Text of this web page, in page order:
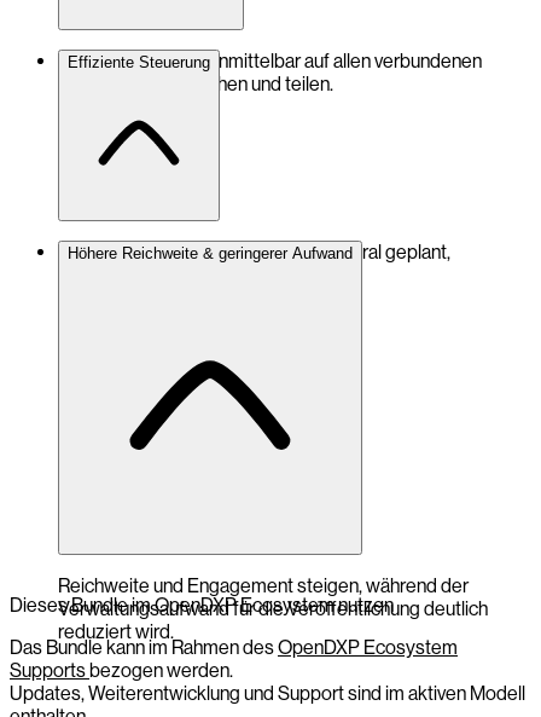
Inhalte lassen sich unmittelbar auf allen verbundenen
Kanälen veröffentlichen und teilen.
Effiziente Steuerung
Social-Media-Aktivitäten können zentral geplant,
Höhere Reichweite & geringerer Aufwand
Reichweite und Engagement steigen, während der
Verwaltungsaufwand für die Veröffentlichung deutlich
reduziert wird.
Dieses Bundle im OpenDXP Ecosystem nutzen
Das Bundle kann im Rahmen desOpenDXP Ecosystem
Supportsbezogen werden.
Updates, Weiterentwicklung und Support sind im aktiven Modell